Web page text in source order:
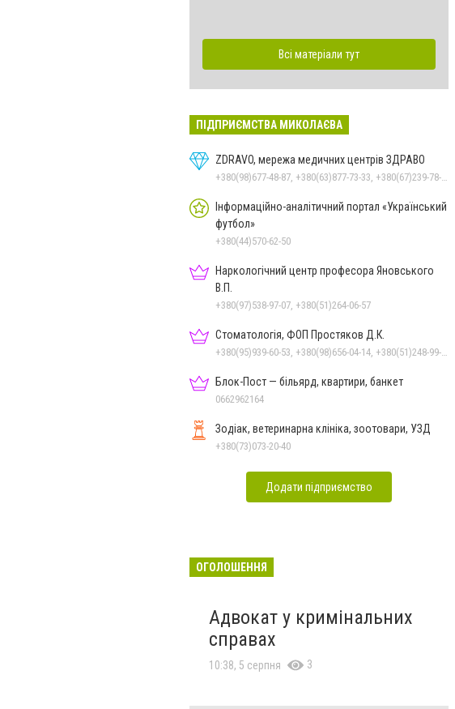
Всі матеріали тут
ПІДПРИЄМСТВА МИКОЛАЄВА
ZDRAVO, мережа медичних центрів ЗДРАВО
Інформаційно-аналітичний портал «Український
футбол»
+380(44)570-62-50
Наркологічний центр професора Яновського
В.П.
+380(97)538-97-07, +380(51)264-06-57
Стоматологія, ФОП Простяков Д.К.
Блок-Пост — більярд, квартири, банкет
0662962164
Зодіак, ветеринарна клініка, зоотовари, УЗД
+380(73)073-20-40
Додати підприємство
ОГОЛОШЕННЯ
Адвокат у кримінальних
справах
10:38, 5 серпня 3